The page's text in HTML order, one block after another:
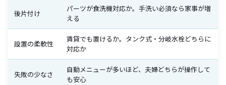
後片付け
パーツが食洗機対応か。手洗い必須なら家事が増
える
設置の柔軟性
賃貸でも置けるか。タンク式・分岐水栓どちらに
対応か
失敗の少なさ
自動メニューが多いほど、夫婦どちらが操作して
も安心